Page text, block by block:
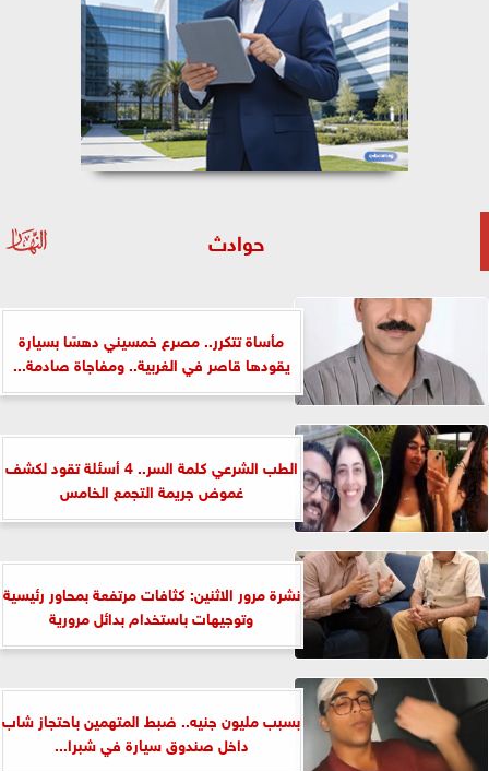
حوادث
مأساة تتكرر.. مصرع خمسيني دهسًا بسيارة
يقودها قاصر في الغربية.. ومفاجاة صادمة...
الطب الشرعي كلمة السر.. 4 أسئلة تقود لكشف
غموض جريمة التجمع الخامس
نشرة مرور الاثنين: كثافات مرتفعة بمحاور رئيسية
وتوجيهات باستخدام بدائل مرورية
بسبب مليون جنيه.. ضبط المتهمين باحتجاز شاب
داخل صندوق سيارة في شبرا...